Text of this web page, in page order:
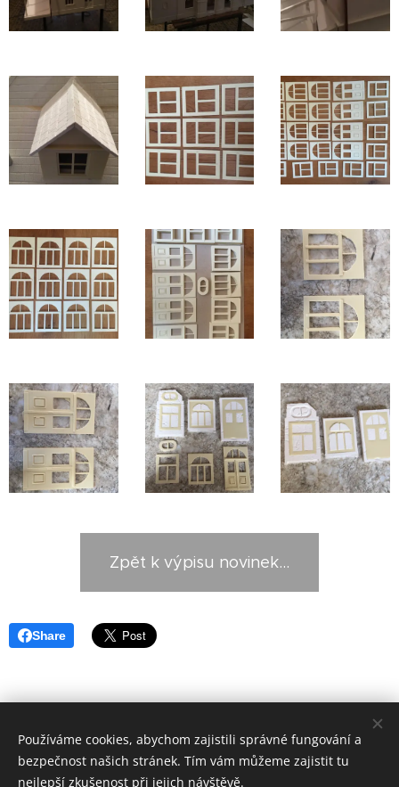
Zpět k výpisu novinek...
Share
Zahradní železnice Mariánky
info@zzmarianky.cz
Používáme cookies, abychom zajistili správné fungování a
bezpečnost našich stránek. Tím vám můžeme zajistit tu
nejlepší zkušenost při jejich návštěvě.